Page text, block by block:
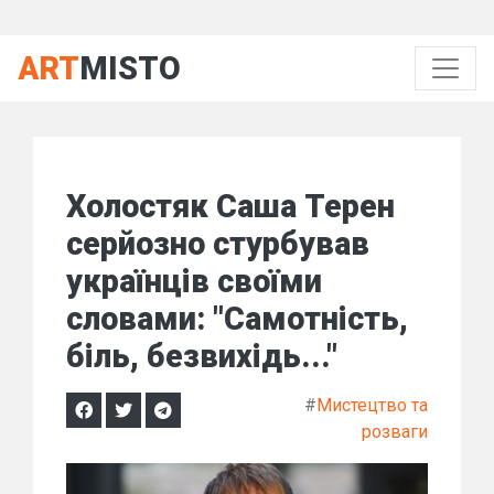
ARTMISTO
Холостяк Саша Терен
серйозно стурбував
українців своїми
словами: "Самотність,
біль, безвихідь..."
#Мистецтво та
розваги